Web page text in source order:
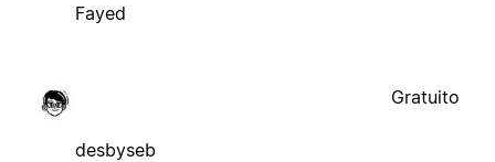
Fayed
desbyseb
Gratuito